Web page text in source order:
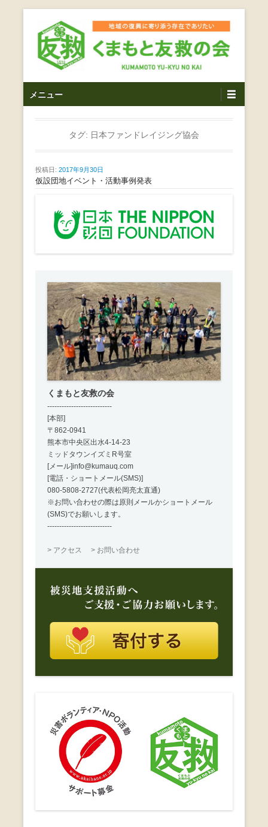
ス
くまもと友救の会｜地域
の復興に寄り添う存在で
ありたい｜熊本県上益城
ィア
し代表松岡亮太を中心に、熊本地震発生直後から被災者の
復興・生活再建を目的に活動しているボランティア団体で
イ
メニュー
タグ: 日本ファンドレイジング協会
投稿日: 2017年9月30日
仮設団地イベント・活動事例発表
くまもと友救の会
---------------------------
[本部]
〒862-0941
熊本市中央区出水4-14-23
ミッドタウンイズミR号室
[メール]info@kumauq.com
[電話・ショートメール(SMS)]
080-5808-2727(代表松岡亮太直通)
※お問い合わせの際は原則メールかショートメール
(SMS)でお願いします。
---------------------------
> アクセス > お問い合わせ